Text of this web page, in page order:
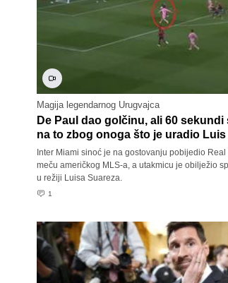
Magija legendarnog Urugvajca
De Paul dao golčinu, ali 60
na to zbog onoga što je uradio Luis
Inter Miami sinoć je na gostovanju pobijedio Real
meču američkog MLS-a, a utakmicu je obilježio
u režiji Luisa Suareza.
1